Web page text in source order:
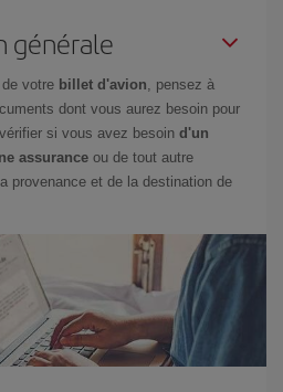
générale
votre billet d'avion, pensez à
dont vous aurez besoin pour
si vous avez besoin d'un
assurance ou de tout autre
provenance et de la destination de